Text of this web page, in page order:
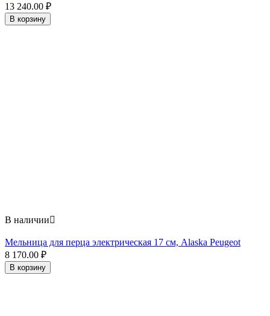
13 240.00 ₽
В корзину
В наличии
Мельница для перца электрическая 17 см, Alaska Peugeot
8 170.00 ₽
В корзину